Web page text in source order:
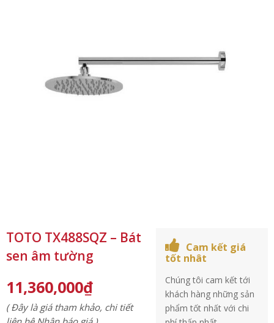
TOTO TX488SQZ – Bát
sen âm tường
11,360,000₫
( Đây là giá tham khảo, chi tiết
Cam kết giá
tốt nhât
Chúng tôi cam kết tới
khách hàng những sản
phẩm tốt nhất với chi